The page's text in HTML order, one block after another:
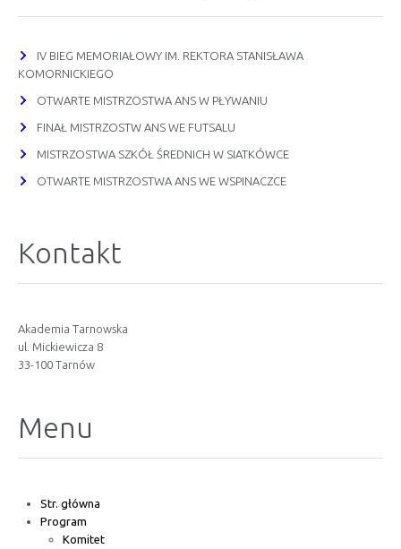
IV BIEG MEMORIAŁOWY IM. REKTORA STANISŁAWA
KOMORNICKIEGO
OTWARTE MISTRZOSTWA ANS W PŁYWANIU
FINAŁ MISTRZOSTW ANS WE FUTSALU
MISTRZOSTWA SZKÓŁ ŚREDNICH W SIATKÓWCE
OTWARTE MISTRZOSTWA ANS WE WSPINACZCE
Kontakt
Akademia Tarnowska
ul. Mickiewicza 8
33-100 Tarnów
Menu
Str. główna
Program
Komitet